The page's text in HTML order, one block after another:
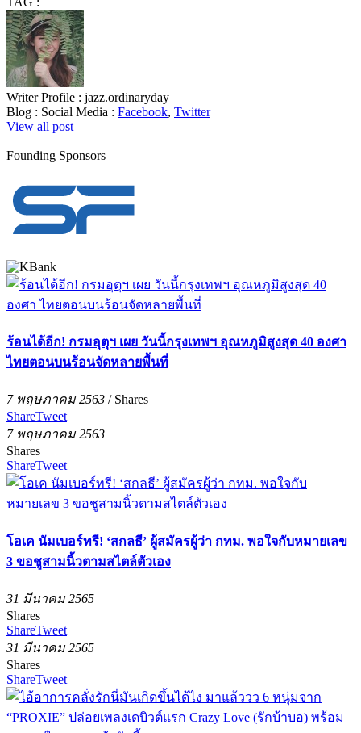
Writer Profile : jazz.ordinaryday
Blog : Social Media : Facebook, Twitter
View all post
Founding Sponsors
ร้อนได้อีก! กรมอุตุฯ เผย วันนี้กรุงเทพฯ อุณหภูมิสูงสุด 40 องศา
ไทยตอนบนร้อนจัดหลายพื้นที่
7 พฤษภาคม 2563 / Shares
ShareTweet
7 พฤษภาคม 2563
Shares
ShareTweet
โอเค นัมเบอร์ทรี! ‘สกลธี’ ผู้สมัครผู้ว่า กทม. พอใจกับหมายเลข
3 ขอชูสามนิ้วตามสไตล์ตัวเอง
31 มีนาคม 2565
Shares
ShareTweet
31 มีนาคม 2565
Shares
ShareTweet